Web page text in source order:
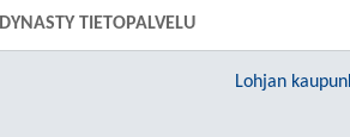
DYNASTY TIETOPALVELU
Lohjan